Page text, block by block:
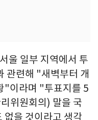
울 일부 지역에서 투
관련해 "새벽부터 개
"이라며 "투표지를 5
위원회의) 말을 국
없을 것이라고 생각